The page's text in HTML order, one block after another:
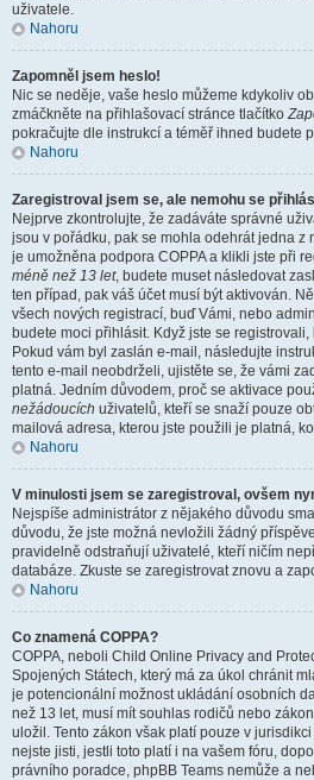
uživatele.
Nahoru
Zapomněl jsem heslo!
Nic se neděje, vaše heslo můžeme kdykoliv
zmáčkněte na přihlašovací stránce tlačítko
pokračujte dle instrukcí a téměř ihned budete
Nahoru
Zaregistroval jsem se, ale nemohu se
Nejprve zkontrolujte, že zadáváte správné
jsou v pořádku, pak se mohla odehrát jedna z
je umožněna podpora COPPA a klikli jste při
méně než 13 let, budete muset následovat
ten případ, pak váš účet musí být aktivován.
všech nových registrací, buď Vámi, nebo
budete moci přihlásit. Když jste se
Pokud vám byl zaslán e-mail, následujte
tento e-mail neobdrželi, ujistěte se, že vámi
platná. Jedním důvodem, proč se aktivace
nežádoucích uživatelů, kteří se snaží pouze
mailová adresa, kterou jste použili je platná,
Nahoru
V minulosti jsem se zaregistroval, ovšem
Nejspíše administrátor z nějakého důvodu
důvodu, že jste možná nevložili žádný
pravidelně odstraňují uživatelé, kteří ničím
databáze. Zkuste se zaregistrovat znovu a
Nahoru
Co znamená COPPA?
COPPA, neboli Child Online Privacy and
Spojených Státech, který má za úkol chránit
je potencionální možnost ukládání osobních
než 13 let, musí mít souhlas rodičů nebo
uložil. Tento zákon však platí pouze v
nejste jisti, jestli toto platí i na vašem fóru,
právního poradce, phpBB Teams nemůže a